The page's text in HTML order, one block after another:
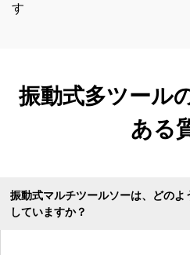
す
振動式多ツール
ある
振動式マルチツールソーは、どのよ
していますか？